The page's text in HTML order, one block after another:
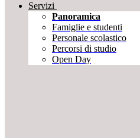
Servizi
Panoramica
Famiglie e studenti
Personale scolastico
Percorsi di studio
Open Day